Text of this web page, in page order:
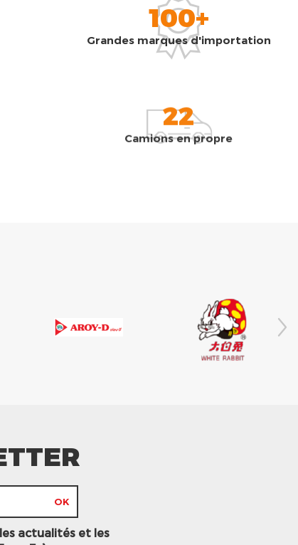
100+
Grandes marques d'importation
22
Camions en propre
actualités et les